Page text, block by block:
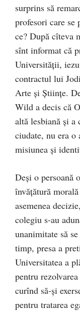
surprins să
profesori care se
ce? După cîteva
sînt informat că
Universității,
contractul lui
Arte și Științe.
Wild a decis că
altă lesbiană și a
ciudate, nu era o
misiunea și
Deși o persoană
învățătură
asemenea
colegiu s-au
unanimitate să
timp, presa a
Universitatea a
pentru
curînd să-și
pentru tratarea